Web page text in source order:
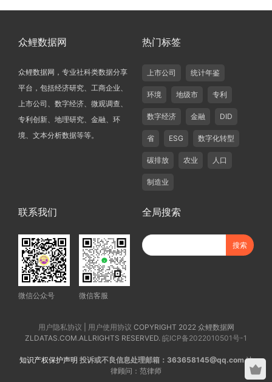
众鲤数据网
众鲤数据网，专业社科类数据分享
平台，包括经济研究、工商企业、
上市公司、数字经济、微观调查、
专利创新、地理研究、金融、环
境、文本分析数据等等。
热门标签
上市公司 统计年鉴
环境 地级市 专利
数字经济 金融 DID
省 ESG 数字化转型
碳排放 农业 人口
制造业
联系我们
微信公众号 微信客服
全局搜索
用户隐私协议 用户使用协议 COPYRIGHT 2022 众鲤数据网
ZLDATAS.COM.ALLRIGHTS RESERVED. 皖ICP备2022010501号-1
知识产权保护声明 投诉或不良信息处理邮箱：363658145@qq.com法
律顾问：范律师